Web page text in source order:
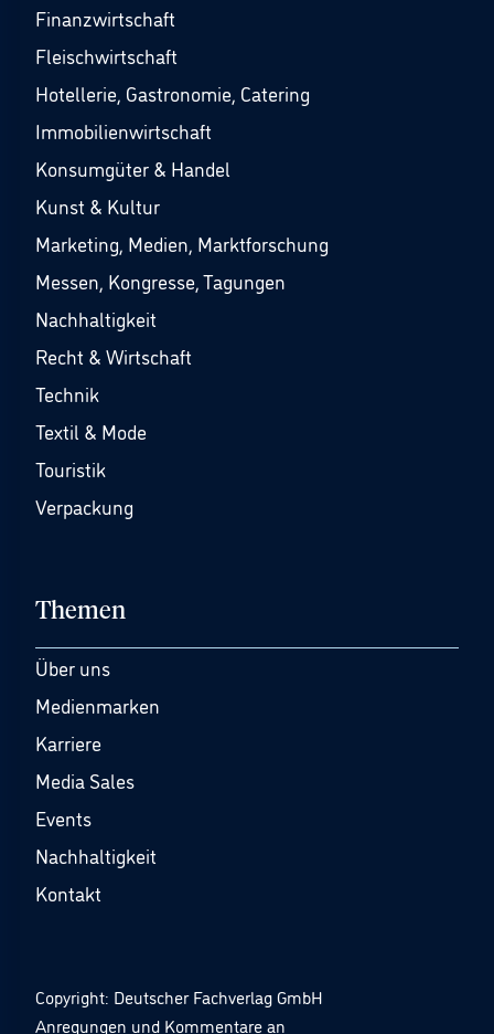
Finanzwirtschaft
Fleischwirtschaft
Hotellerie, Gastronomie, Catering
Immobilienwirtschaft
Konsumgüter & Handel
Kunst & Kultur
Marketing, Medien, Marktforschung
Messen, Kongresse, Tagungen
Nachhaltigkeit
Recht & Wirtschaft
Technik
Textil & Mode
Touristik
Verpackung
Themen
Über uns
Medienmarken
Karriere
Media Sales
Events
Nachhaltigkeit
Kontakt
Copyright: Deutscher Fachverlag GmbH
Anregungen und Kommentare an